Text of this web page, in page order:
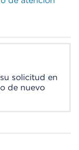
solicitud en
de nuevo